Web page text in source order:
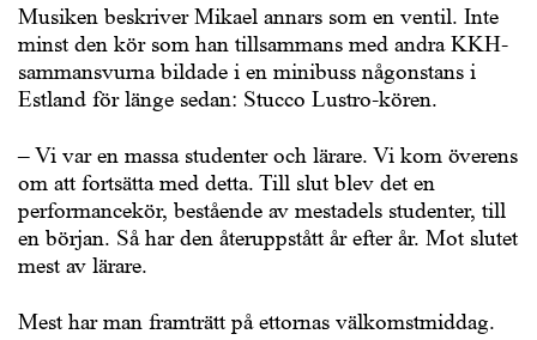
Musiken beskriver Mikael annars som en ventil. Inte
minst den kör som han tillsammans med andra KKH-
sammansvurna bildade i en minibuss någonstans i
Estland för länge sedan: Stucco Lustro-kören.
– Vi var en massa studenter och lärare. Vi kom överens
om att fortsätta med detta. Till slut blev det en
performancekör, bestående av mestadels studenter, till
en början. Så har den återuppstått år efter år. Mot slutet
mest av lärare.
Mest har man framträtt på ettornas välkomstmiddag.